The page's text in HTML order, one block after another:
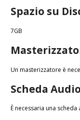
Spazio su
7GB
Un masterizzatore è
Scheda
È necessaria una